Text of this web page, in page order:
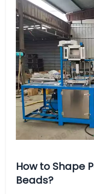
How to Shape
Beads?